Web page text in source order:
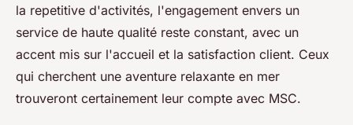
la repetitive d'activités, l'engagement envers un
service de haute qualité reste constant, avec un
accent mis sur l'accueil et la satisfaction client. Ceux
qui cherchent une aventure relaxante en mer
trouveront certainement leur compte avec MSC.